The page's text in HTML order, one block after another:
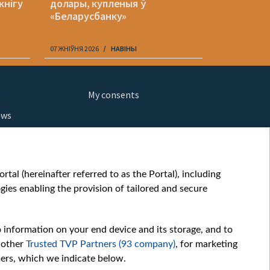
долары, купленыя ў
«Беларусбанку»
07 ЖНІЎНЯ 2026 НАВІНЫ
My consents
(hereinafter referred to as the Portal), including
enabling the provision of tailored and secure
on your end device and its storage, and to
Trusted TVP Partners (93 company), for marketing
which we indicate below.